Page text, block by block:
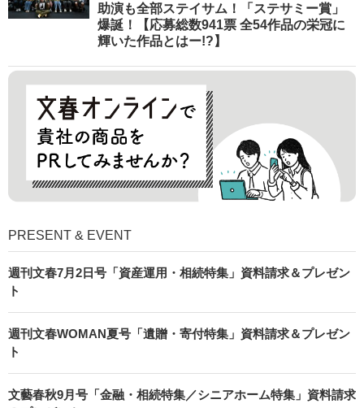
助演も全部ステイサム！「ステサミー賞」
爆誕！【応募総数941票 全54作品の栄冠に
輝いた作品とはー!?】
PRESENT & EVENT
週刊文春7月2日号「資産運用・相続特集」資料請求＆プレゼン
ト
週刊文春WOMAN夏号「遺贈・寄付特集」資料請求＆プレゼン
ト
文藝春秋9月号「金融・相続特集／シニアホーム特集」資料請求